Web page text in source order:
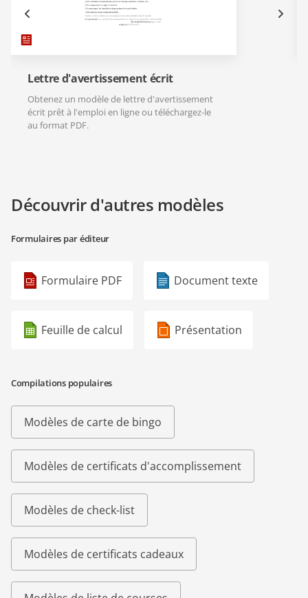
Lettre d'avertissement écrit
Obtenez un modèle de lettre d'avertissement
écrit prêt à l'emploi en ligne ou téléchargez-le
au format PDF.
Découvrir d'autres modèles
Formulaires par éditeur
Formulaire PDF Document texte
Feuille de calcul Présentation
Compilations populaires
Modèles de carte de bingo
Modèles de certificats d'accomplissement
Modèles de check-list
Modèles de certificats cadeaux